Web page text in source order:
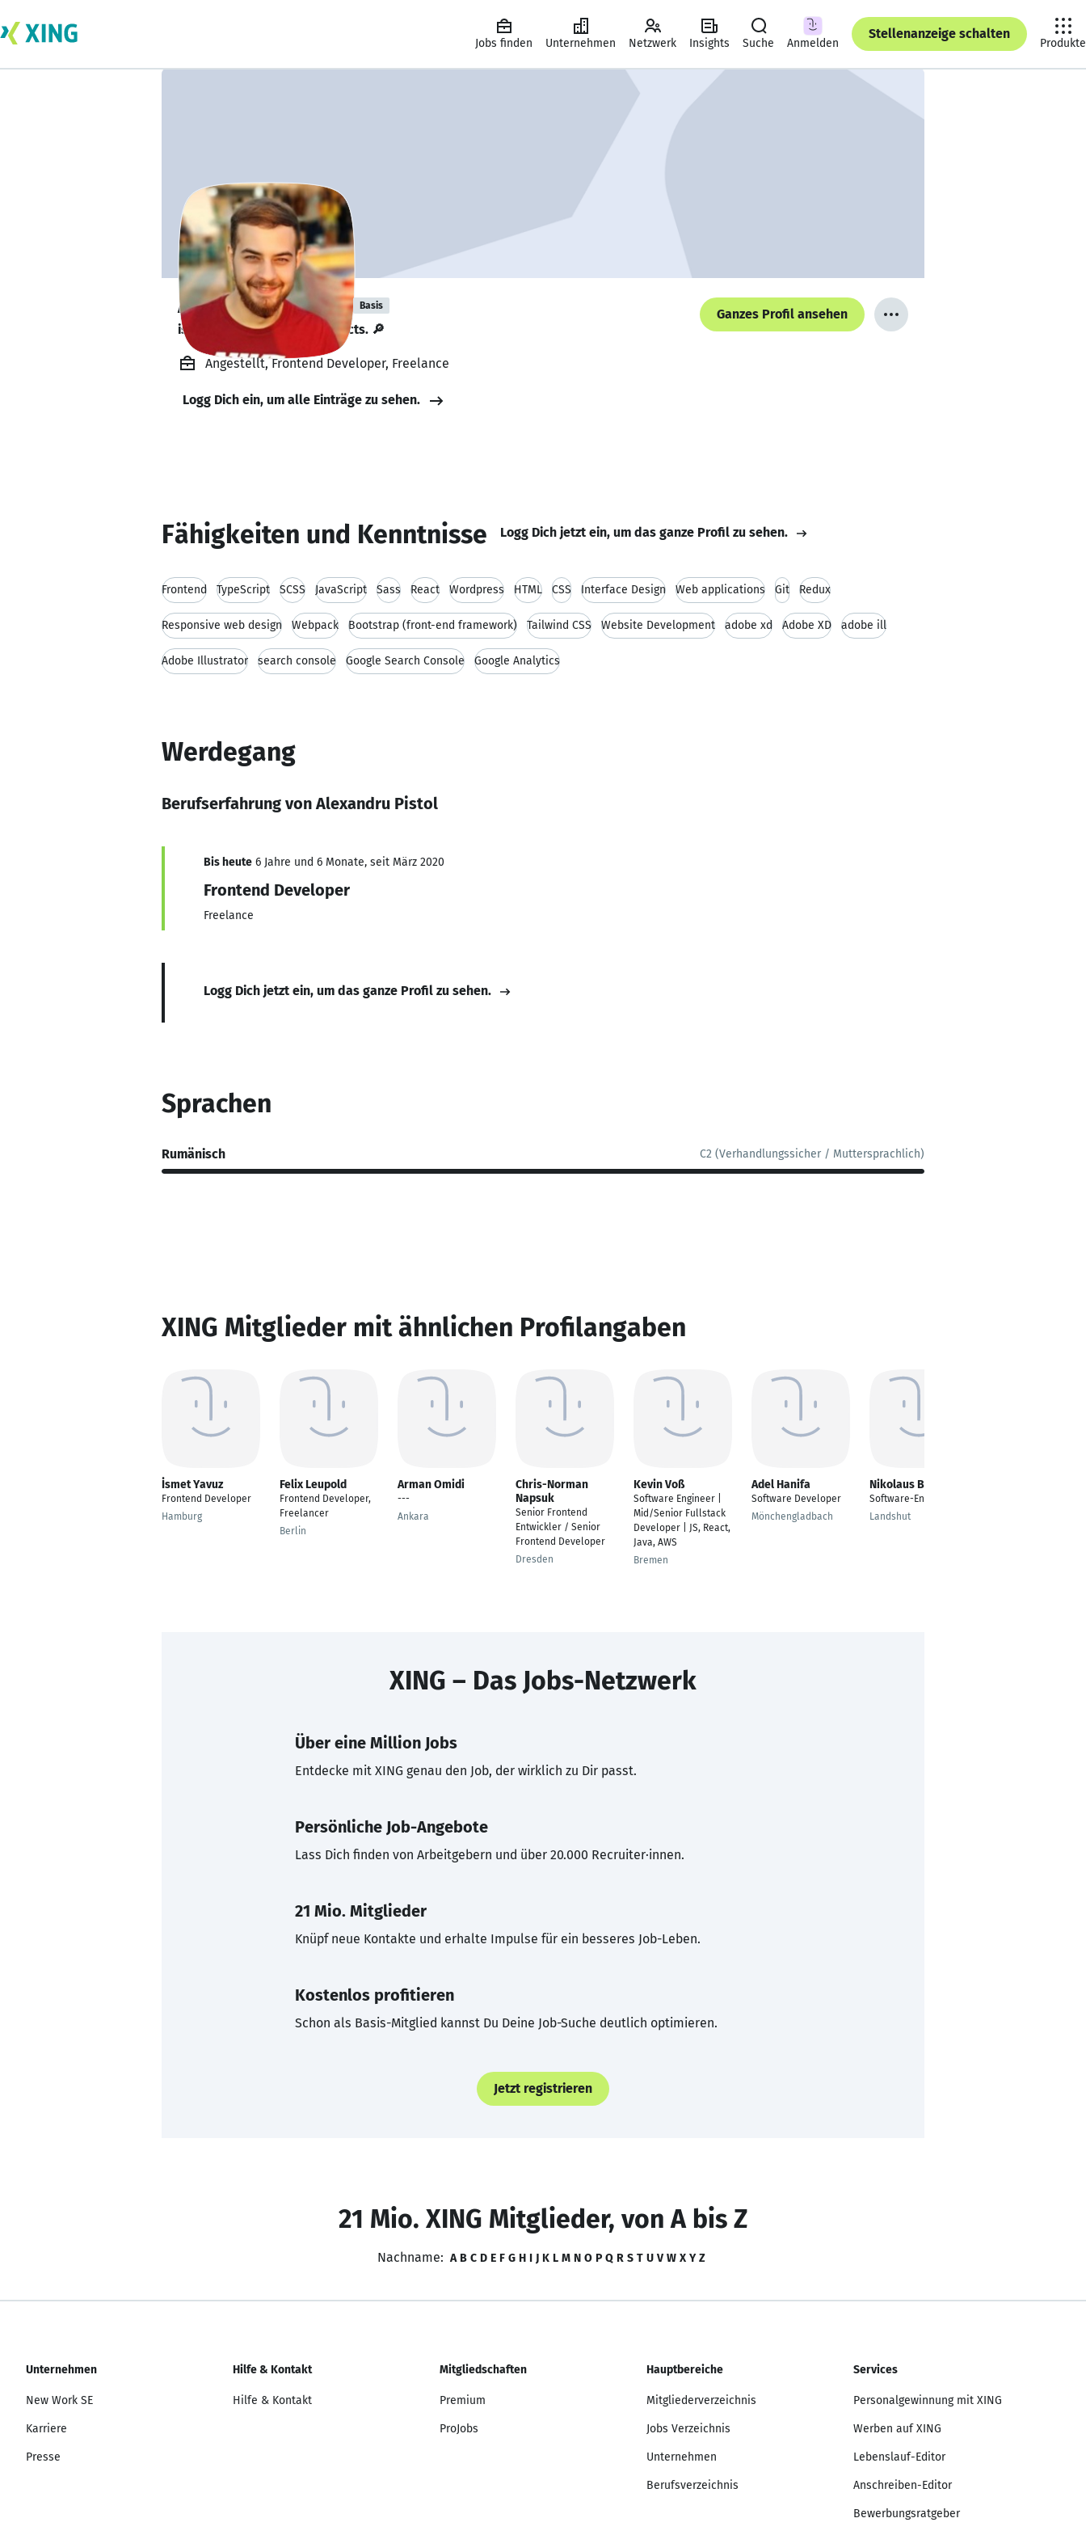
Jobs finden Unternehmen Netzwerk Insights Suche Anmelden
Stellenanzeige schalten
Produkte
Alexandru Pistol Basis
is looking for freelance projects. 🔎
Ganzes Profil ansehen
Angestellt, Frontend Developer, Freelance
Logg Dich ein, um alle Einträge zu sehen.
Fähigkeiten und Kenntnisse Logg Dich jetzt ein, um das ganze Profil zu sehen.
Frontend TypeScript SCSS JavaScript Sass React Wordpress HTML CSS Interface Design Web applications Git Redux
Responsive web design Webpack Bootstrap (front-end framework) Tailwind CSS Website Development adobe xd Adobe XD adobe ill
Adobe Illustrator search console Google Search Console Google Analytics
Werdegang
Berufserfahrung von Alexandru Pistol
Bis heute 6 Jahre und 6 Monate, seit März 2020
Frontend Developer
Freelance
Logg Dich jetzt ein, um das ganze Profil zu sehen.
Sprachen
Rumänisch C2 (Verhandlungssicher / Muttersprachlich)
XING Mitglieder mit ähnlichen Profilangaben
İsmet Yavuz
Frontend Developer
Hamburg
Felix Leupold
Frontend Developer,
Freelancer
Berlin
Arman Omidi
---
Ankara
Chris-Norman
Napsuk
Senior Frontend
Entwickler / Senior
Frontend Developer
Dresden
Kevin Voß
Software Engineer |
Mid/Senior Fullstack
Developer | JS, React,
Java, AWS
Bremen
Adel Hanifa
Software Developer
Mönchengladbach
Nikolaus Brunner
Software-Entwickler
Landshut
XING – Das Jobs-Netzwerk
Über eine Million Jobs
Entdecke mit XING genau den Job, der wirklich zu Dir passt.
Persönliche Job-Angebote
Lass Dich finden von Arbeitgebern und über 20.000 Recruiter·innen.
21 Mio. Mitglieder
Knüpf neue Kontakte und erhalte Impulse für ein besseres Job-Leben.
Kostenlos profitieren
Schon als Basis-Mitglied kannst Du Deine Job-Suche deutlich optimieren.
Jetzt registrieren
21 Mio. XING Mitglieder, von A bis Z
Nachname: A B C D E F G H I J K L M N O P Q R S T U V W X Y Z
Unternehmen
New Work SE
Karriere
Presse
Hilfe & Kontakt
Hilfe & Kontakt
Mitgliedschaften
Premium
ProJobs
Hauptbereiche
Mitgliederverzeichnis
Jobs Verzeichnis
Unternehmen
Berufsverzeichnis
Services
Personalgewinnung mit XING
Werben auf XING
Lebenslauf-Editor
Anschreiben-Editor
Bewerbungsratgeber